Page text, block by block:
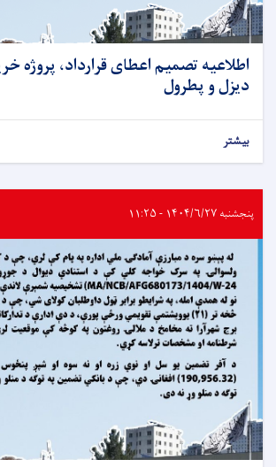
اطلاعیه تصمیم اعطای قرارداد، پروژه
دیزل و پطرول
بیشتر
پنجشنبه ۱۴۰۴/۶/۲۷ - ۱۱:۲۵